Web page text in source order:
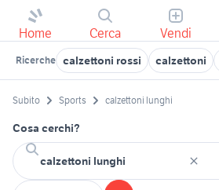
Home Cerca Vendi
Ricerche calzettoni rossi calzettoni
Subito Sports calzettoni lunghi
Cosa cerchi?